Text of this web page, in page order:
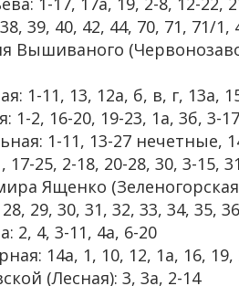
39, 40, 42, 44, 70, 71, 71/1,
Вышиваного
1-11, 13, 12а, б, в, г, 13а,
1-2, 16-20, 19-23, 1а, 3б, 3-
1-11, 13-27 нечетные,
17-25, 2-18, 20-28, 30, 3-15,
Ященко
29, 30, 31, 32, 33, 34, 35,
2, 4, 3-11, 4а, 6-20
14а, 1, 10, 12, 1а, 16, 19,
(Лесная): 3, 3а, 2-14